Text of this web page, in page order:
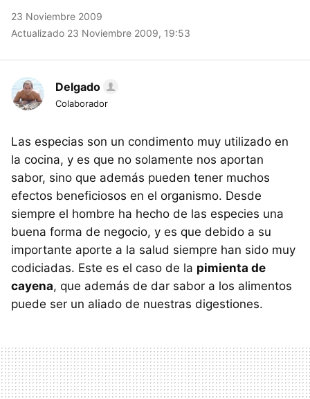
23 Noviembre 2009
Actualizado 23 Noviembre 2009, 19:53
Delgado
Colaborador
Las especias son un condimento muy utilizado en
la cocina, y es que no solamente nos aportan
sabor, sino que además pueden tener muchos
efectos beneficiosos en el organismo. Desde
siempre el hombre ha hecho de las especies una
buena forma de negocio, y es que debido a su
importante aporte a la salud siempre han sido muy
codiciadas. Este es el caso de la pimienta de
cayena, que además de dar sabor a los alimentos
puede ser un aliado de nuestras digestiones.